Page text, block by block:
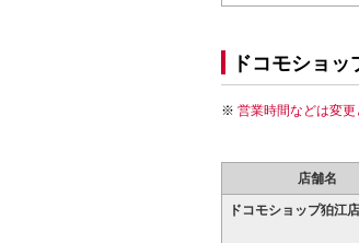
ドコモショッ
営業時間などは変
店舗名
ドコモショップ狛江店